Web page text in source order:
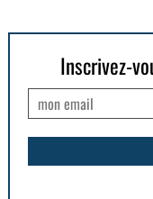
Inscrivez-